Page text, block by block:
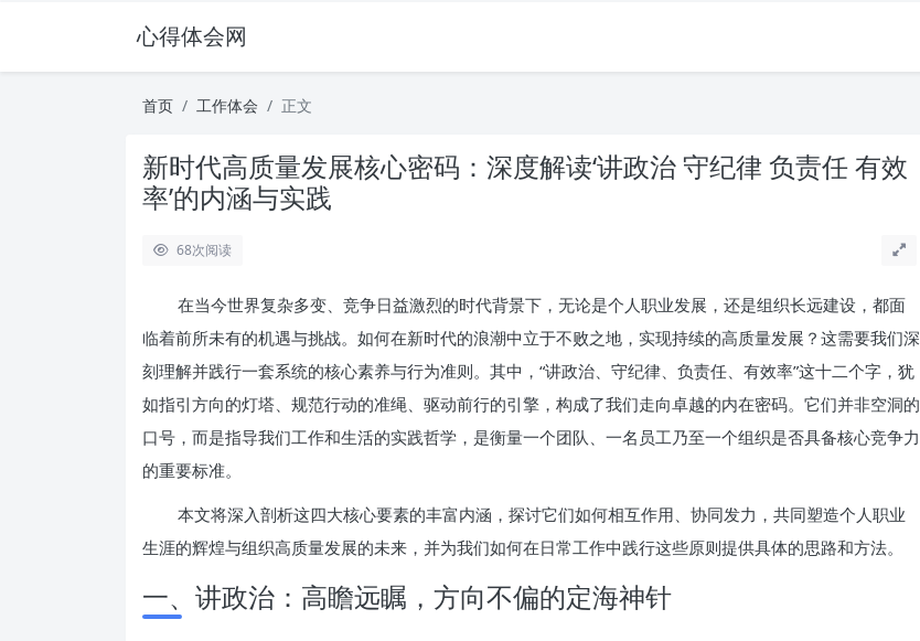
心得体会网
首页 工作体会 正文
新时代高质量发展核心密码：深度解读‘讲政治 守纪律 负责任 有效
率’的内涵与实践
68次阅读
在当今世界复杂多变、竞争日益激烈的时代背景下，无论是个人职业发展，还是组织长远建设，都面
临着前所未有的机遇与挑战。如何在新时代的浪潮中立于不败之地，实现持续的高质量发展？这需要我们深
刻理解并践行一套系统的核心素养与行为准则。其中，“讲政治、守纪律、负责任、有效率”这十二个字，犹
如指引方向的灯塔、规范行动的准绳、驱动前行的引擎，构成了我们走向卓越的内在密码。它们并非空洞的
口号，而是指导我们工作和生活的实践哲学，是衡量一个团队、一名员工乃至一个组织是否具备核心竞争力
的重要标准。
本文将深入剖析这四大核心要素的丰富内涵，探讨它们如何相互作用、协同发力，共同塑造个人职业
生涯的辉煌与组织高质量发展的未来，并为我们如何在日常工作中践行这些原则提供具体的思路和方法。
一、讲政治：高瞻远瞩，方向不偏的定海神针